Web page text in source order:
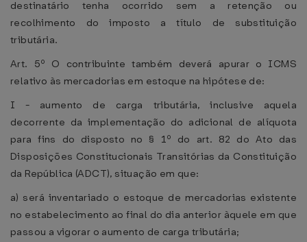
destinatário tenha ocorrido sem a retenção ou
recolhimento do imposto a título de substituição
tributária.
Art. 5º O contribuinte também deverá apurar o ICMS
relativo às mercadorias em estoque na hipótese de:
I - aumento de carga tributária, inclusive aquela
decorrente da implementação do adicional de alíquota
para fins do disposto no § 1º do art. 82 do Ato das
Disposições Constitucionais Transitórias da Constituição
da República (ADCT), situação em que:
a) será inventariado o estoque de mercadorias existente
no estabelecimento ao final do dia anterior àquele em que
passou a vigorar o aumento de carga tributária;